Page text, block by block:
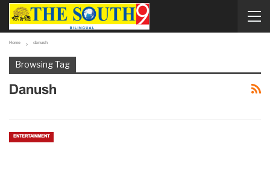
Home danush
Browsing Tag
Danush
ENTERTAINMENT